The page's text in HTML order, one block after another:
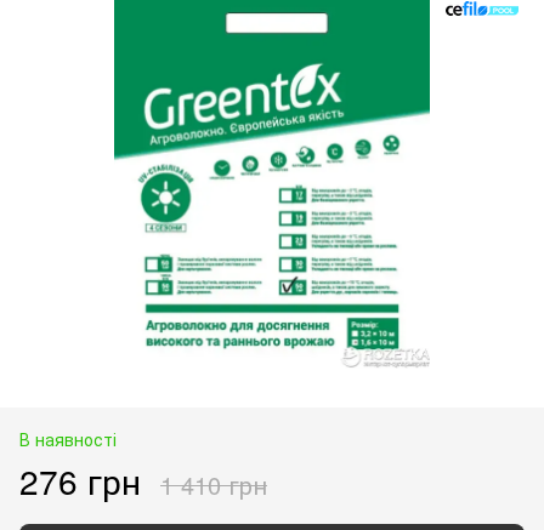
В наявності
276 грн 1 410 грн